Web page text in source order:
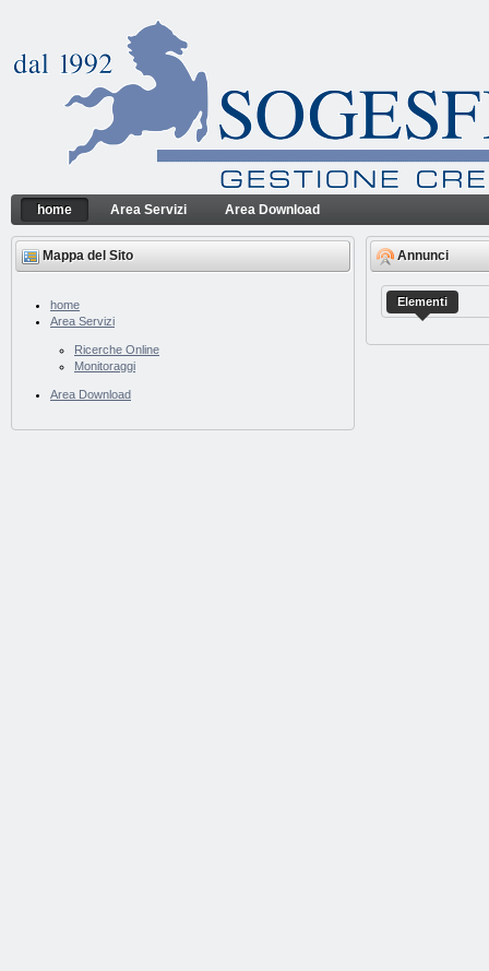
Sogesfin Srl
home
Navigazione
home Area Servizi Area Download
Mappa del Sito
home
Area Servizi
Ricerche Online
Monitoraggi
Area Download
Annunci
Elementi